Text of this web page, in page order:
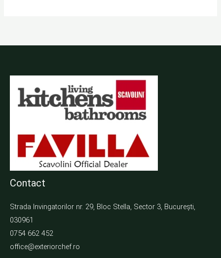
Contact
Strada Invingatorilor nr. 29, Bloc Stella, Sector 3, București,
030961
0754 662 452
office@exteriorchef.ro